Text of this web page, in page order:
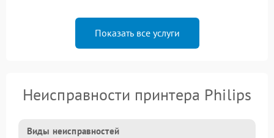
Показать все услуги
Неисправности принтера Philips
Виды неисправностей